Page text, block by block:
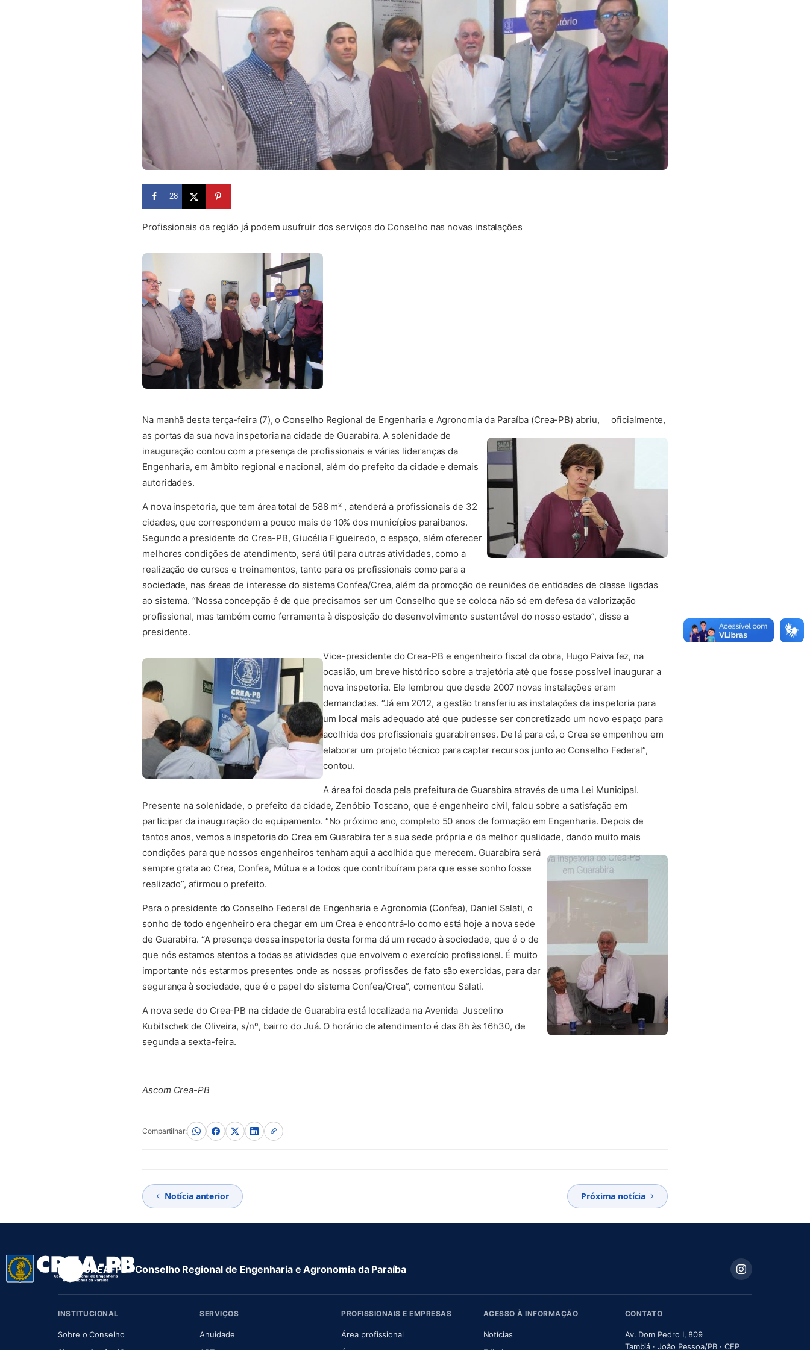
28
Profissionais da região já podem usufruir dos serviços do Conselho nas novas instalações
Na manhã desta terça-feira (7), o Conselho Regional de Engenharia e Agronomia da Paraíba (Crea-PB) abriu,
oficialmente,
as portas da sua nova inspetoria na cidade de Guarabira. A solenidade de
inauguração contou com a presença de profissionais e várias lideranças da
Engenharia, em âmbito regional e nacional, além do prefeito da cidade e demais
autoridades.
A nova inspetoria, que tem área total de 588 m² , atenderá a profissionais de 32
cidades, que correspondem a pouco mais de 10% dos municípios paraibanos.
Segundo a presidente do Crea-PB, Giucélia Figueiredo, o espaço, além oferecer
melhores condições de atendimento, será útil para outras atividades, como a
realização de cursos e treinamentos, tanto para os profissionais como para a
sociedade, nas áreas de interesse do sistema Confea/Crea, além da promoção de reuniões de entidades de classe ligadas
ao sistema. “Nossa concepção é de que precisamos ser um Conselho que se coloca não só em defesa da valorização
profissional, mas também como ferramenta à disposição do desenvolvimento sustentável do nosso estado”, disse a
presidente.
Vice-presidente do Crea-PB e engenheiro fiscal da obra, Hugo Paiva fez, na
ocasião, um breve histórico sobre a trajetória até que fosse possível inaugurar a
nova inspetoria. Ele lembrou que desde 2007 novas instalações eram
demandadas. “Já em 2012, a gestão transferiu as instalações da inspetoria para
um local mais adequado até que pudesse ser concretizado um novo espaço para
acolhida dos profissionais guarabirenses. De lá para cá, o Crea se empenhou em
elaborar um projeto técnico para captar recursos junto ao Conselho Federal”,
contou.
A área foi doada pela prefeitura de Guarabira através de uma Lei Municipal.
Presente na solenidade, o prefeito da cidade, Zenóbio Toscano, que é engenheiro civil, falou sobre a satisfação em
participar da inauguração do equipamento. “No próximo ano, completo 50 anos de formação em Engenharia. Depois de
tantos anos, vemos a inspetoria do Crea em Guarabira ter a sua sede própria e da melhor qualidade, dando muito mais
condições para que nossos engenheiros tenham aqui a acolhida que merecem. Guarabira será
sempre grata ao Crea, Confea, Mútua e a todos que contribuíram para que esse sonho fosse
realizado”, afirmou o prefeito.
Para o presidente do Conselho Federal de Engenharia e Agronomia (Confea), Daniel Salati, o
sonho de todo engenheiro era chegar em um Crea e encontrá-lo como está hoje a nova sede
de Guarabira. “A presença dessa inspetoria desta forma dá um recado à sociedade, que é o de
que nós estamos atentos a todas as atividades que envolvem o exercício profissional. É muito
importante nós estarmos presentes onde as nossas profissões de fato são exercidas, para dar
segurança à sociedade, que é o papel do sistema Confea/Crea”, comentou Salati.
A nova sede do Crea-PB na cidade de Guarabira está localizada na Avenida Juscelino
Kubitschek de Oliveira, s/nº, bairro do Juá. O horário de atendimento é das 8h às 16h30, de
segunda a sexta-feira.
Ascom Crea-PB
Compartilhar:
Notícia anterior Próxima notícia
CREA-PB · Conselho Regional de Engenharia e Agronomia da Paraíba
INSTITUCIONAL
Sobre o Conselho(abre em nova aba)
SERVIÇOS
Anuidade(abre em nova aba)
PROFISSIONAIS E EMPRESAS
Área profissional
ACESSO À INFORMAÇÃO
Notícias
CONTATO
Av. Dom Pedro I, 809
Tambiá · João Pessoa/PB · CEP